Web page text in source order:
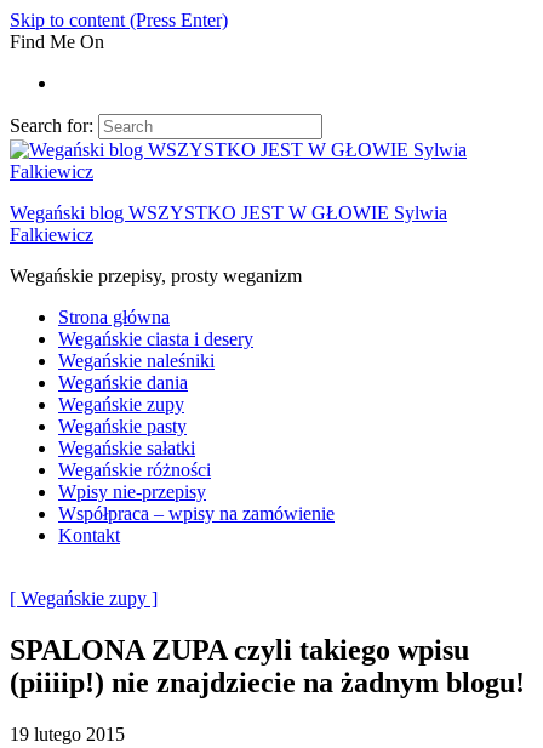
Skip to content (Press Enter)
Find Me On
Search for:
Wegański blog WSZYSTKO JEST W GŁOWIE Sylwia
Falkiewicz
Wegańskie przepisy, prosty weganizm
Strona główna
Wegańskie ciasta i desery
Wegańskie naleśniki
Wegańskie dania
Wegańskie zupy
Wegańskie pasty
Wegańskie sałatki
Wegańskie różności
Wpisy nie-przepisy
Współpraca – wpisy na zamówienie
Kontakt
[ Wegańskie zupy ]
SPALONA ZUPA czyli takiego wpisu
(piiiip!) nie znajdziecie na żadnym blogu!
19 lutego 2015